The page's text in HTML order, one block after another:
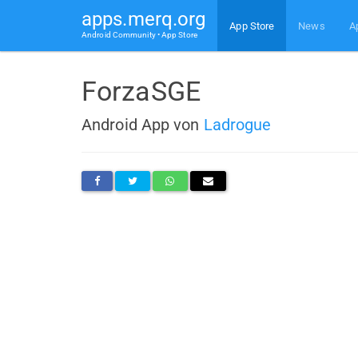
apps.merq.org
Android Community • App Store
App Store News
ForzaSGE
Android App von Ladrogue